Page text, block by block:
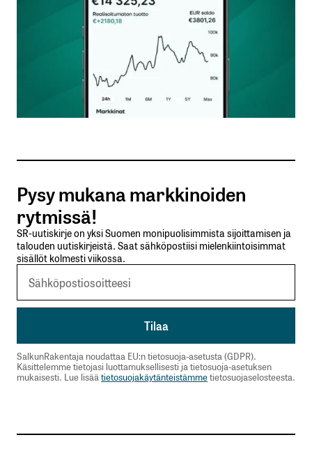
Kannattaa verrata osinkoa tulorahoitukseen
(DCF=distributable cash flow).
Yhtiö ennustaa perusskenaariossaan DCF:n
olevan tänä vuonna 5,4-5,8 dollaria per osake.
Osingon yhtiö ennustaa olevan 3,66 dollaria.
https://www.enbridge.com/~/media/Enb/
Relations/2024/
Jorma Erkkilä
26.8.2024 at 08:00
Vastaa
Yhtiö on siis kanadalainen, mikä on syytä
huomioida tuottojen verotuksessa.
Samuli
26.8.2024 at 22:16
Pysy mukana markkinoiden
rytmissä!
SR-uutiskirje on yksi Suomen monipuolisimmista sijoittamisen ja
talouden uutiskirjeistä. Saat sähköpostiisi mielenkiintoisimmat
sisällöt kolmesti viikossa.
SalkunRakentaja noudattaa EU:n tietosuoja-asetusta (GDPR).
Käsittelemme tietojasi luottamuksellisesti ja tietosuoja-asetuksen
mukaisesti. Lue lisäätietosuojakäytänteistämmetietosuojaselosteesta.